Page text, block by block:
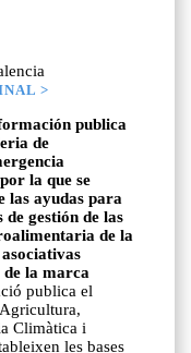
>
publica
de
la que se
las ayudas para
de gestión de las
de la
de la marca
publica el
Climàtica i
les bases